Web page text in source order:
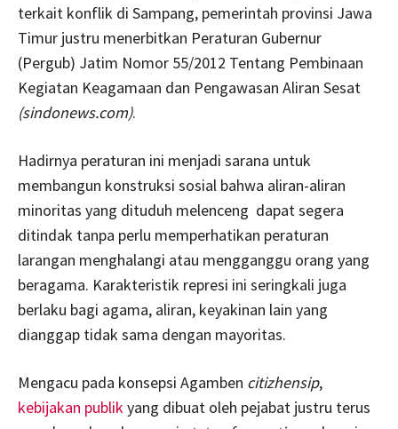
terkait konflik di Sampang, pemerintah provinsi Jawa
Timur justru menerbitkan Peraturan Gubernur
(Pergub) Jatim Nomor 55/2012 Tentang Pembinaan
Kegiatan Keagamaan dan Pengawasan Aliran Sesat
(sindonews.com).
Hadirnya peraturan ini menjadi sarana untuk
membangun konstruksi sosial bahwa aliran-aliran
minoritas yang dituduh melenceng dapat segera
ditindak tanpa perlu memperhatikan peraturan
larangan menghalangi atau mengganggu orang yang
beragama. Karakteristik represi ini seringkali juga
berlaku bagi agama, aliran, keyakinan lain yang
dianggap tidak sama dengan mayoritas.
Mengacu pada konsepsi Agamben citizhensip,
kebijakan publikyang dibuat oleh pejabat justru terus